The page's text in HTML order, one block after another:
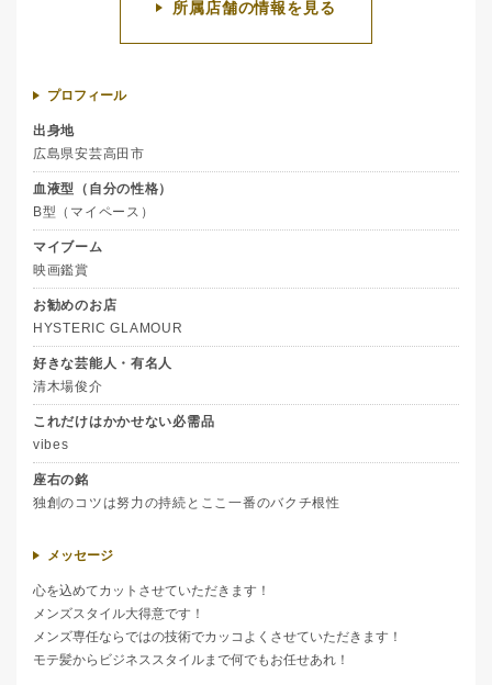
所属店舗の情報を見る
プロフィール
出身地
広島県安芸高田市
血液型（自分の性格）
B型（マイペース）
マイブーム
映画鑑賞
お勧めのお店
HYSTERIC GLAMOUR
好きな芸能人・有名人
清木場俊介
これだけはかかせない必需品
vibes
座右の銘
独創のコツは努力の持続とここ一番のバクチ根性
メッセージ
心を込めてカットさせていただきます！
メンズスタイル大得意です！
メンズ専任ならではの技術でカッコよくさせていただきます！
モテ髪からビジネススタイルまで何でもお任せあれ！